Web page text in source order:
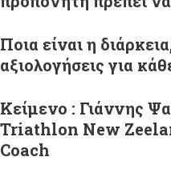
Ποια είναι η
αξιoλογήσεις για
Κείμενο : Γιάννης
Triathlon New
Coach